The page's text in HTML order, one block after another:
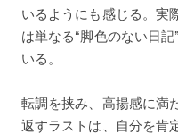
いるようにも感じる。実
は単なる“脚色のない日
いる。
転調を挟み、高揚感に満
返すラストは、自分を肯